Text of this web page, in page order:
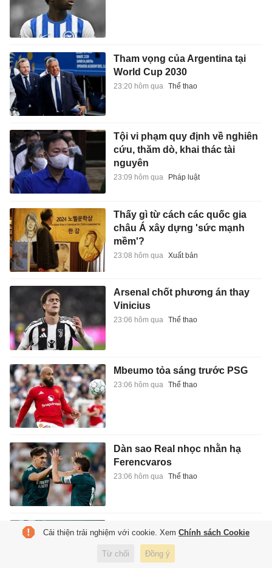
Tham vọng của Argentina tại
World Cup 2030
23:20 hôm qua Thể thao
Tội vi phạm quy định về nghiên
cứu, thăm dò, khai thác tài
nguyên
23:09 hôm qua Pháp luật
Thấy gì từ cách các quốc gia
châu Á xây dựng 'sức mạnh
mềm'?
23:08 hôm qua Xuất bản
Arsenal chốt phương án thay
Vinicius
23:06 hôm qua Thể thao
Mbeumo tỏa sáng trước PSG
23:06 hôm qua Thể thao
Dàn sao Real nhọc nhằn hạ
Ferencvaros
23:06 hôm qua Thể thao
Những bông hoa kiên cường
23:05 hôm qua Xã hội
Cải thiện trải nghiệm với cookie. Xem Chính sách Cookie
Từ chối Đồng ý